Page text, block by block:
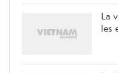
La
les